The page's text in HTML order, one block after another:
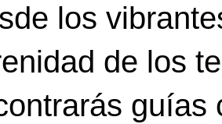
los
de los
guías